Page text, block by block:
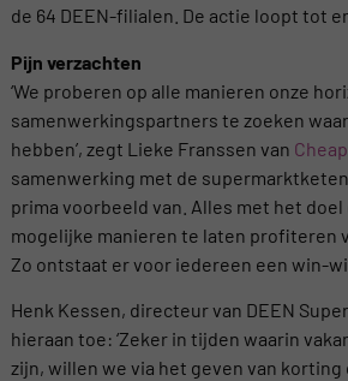
de 64 DEEN-filialen. De actie loopt tot
Pijn verzachten
‘We proberen op alle manieren onze
samenwerkingspartners te zoeken
hebben’, zegt Lieke Franssen van
samenwerking met de supermarktketen.
prima voorbeeld van. Alles met het
mogelijke manieren te laten profiteren
Zo ontstaat er voor iedereen een win-
Henk Kessen, directeur van DEEN
hieraan toe: ‘Zeker in tijden waarin
zijn, willen we via het geven van